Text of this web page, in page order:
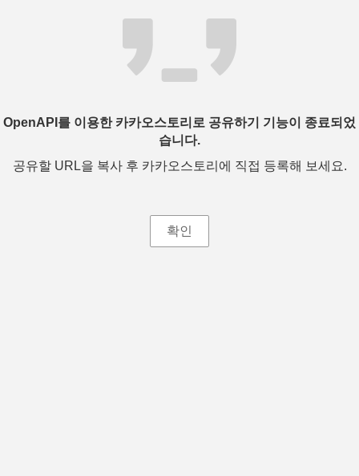
OpenAPI를 이용한 카카오스토리로 공유하기 기능이 종료되었
습니다.
공유할 URL을 복사 후 카카오스토리에 직접 등록해 보세요.
확인